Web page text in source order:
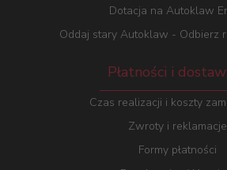
Dotacja na Autoklaw
Oddaj stary Autoklaw - Odbierz
Płatności i
Czas realizacji i koszty
Zwroty i reklamacje
Formy płatności